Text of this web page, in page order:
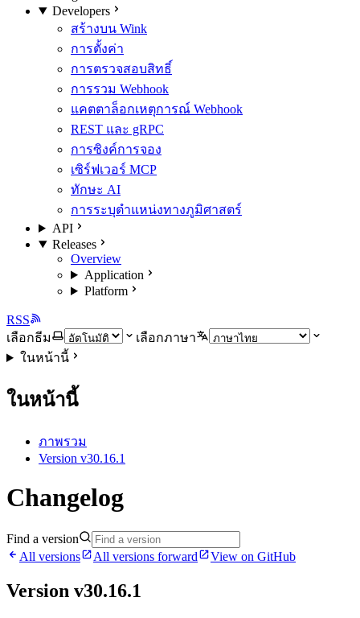
Developers
สร้างบน Wink
การตั้งค่า
การตรวจสอบสิทธิ์
การรวม Webhook
แคตตาล็อกเหตุการณ์ Webhook
REST และ gRPC
การซิงค์การจอง
เซิร์ฟเวอร์ MCP
ทักษะ AI
การระบุตำแหน่งทางภูมิศาสตร์
API
Releases
Overview
Application
Platform
RSS
เลือกธีม
เลือกภาษา
ในหน้านี้
ในหน้านี้
ภาพรวม
Version v30.16.1
Changelog
Find a version
All versions
All versions forward View on GitHub
Version v30.16.1